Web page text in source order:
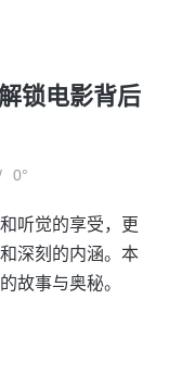
锁电影背后
0°
听觉的享受，更
深刻的内涵。本
故事与奥秘。